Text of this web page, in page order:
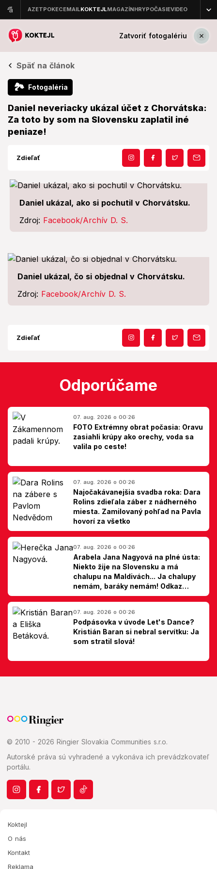
Zatvoriť fotogalériu
Späť na článok
🏞 Fotogaléria
Daniel neveriacky ukázal účet z Chorvátska:
Za toto by som na Slovensku zaplatil iné
peniaze!
Zdieľať
Daniel ukázal, ako si pochutil v Chorvátsku.
Zdroj: Facebook/Archív D. S.
Daniel ukázal, čo si objednal v Chorvátsku.
Zdroj: Facebook/Archív D. S.
Zdieľať
Odporúčame
07. aug. 2026 o 00:26
FOTO Extrémny obrat počasia: Oravu
zasiahli krúpy ako orechy, voda sa
valila po ceste!
07. aug. 2026 o 00:26
Najočakávanejšia svadba roka: Dara
Rolins zdieľala záber z nádherného
miesta. Zamilovaný pohľad na Pavla
hovorí za všetko
07. aug. 2026 o 00:26
Arabela Jana Nagyová na plné ústa:
Niekto žije na Slovensku a má
chalupu na Maldivách... Ja chalupy
nemám, baráky nemám! Odkaz
Slovákom
07. aug. 2026 o 00:26
Podpásovka v úvode Let's Dance?
Kristián Baran si nebral servítku: Ja
som stratil slová!
© 2010 - 2026 Ringier Slovakia Communities s.r.o.
Autorské práva sú vyhradené a vykonáva ich prevádzkovateľ
portálu.
Koktejl
O nás
Kontakt
Reklama